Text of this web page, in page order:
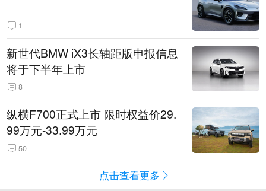
1
新世代BMW iX3长轴距版申报信息
将于下半年上市
8
纵横F700正式上市 限时权益价29.
99万元-33.99万元
50
点击查看更多